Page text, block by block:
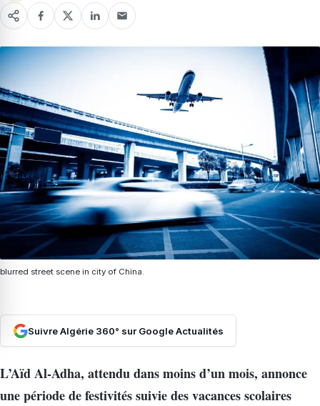
blurred street scene in city of China.
Suivre Algérie 360° sur Google Actualités
L’Aïd Al-Adha, attendu dans moins d’un mois, annonce
une période de festivités suivie des vacances scolaires